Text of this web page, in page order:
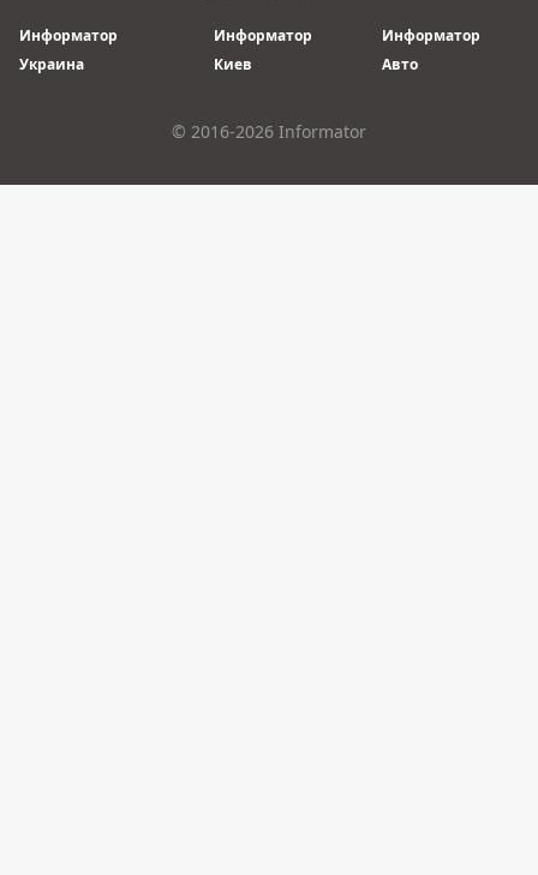
Информатор
Украина
Информатор
Киев
Информатор
Авто
© 2016-2026 Informator